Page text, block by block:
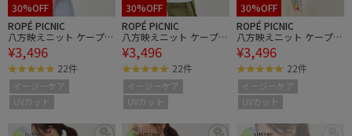
30%OFF
ROPÉ PICNIC
八方映えニット ケープニ
ットプルオーバー/UVカ
ット・イージーケア
¥3,496
22件
イージーケア
UVカット
30%OFF
ROPÉ PICNIC
八方映えニット ケープニ
ットプルオーバー/UVカ
ット・イージーケア
¥3,496
22件
イージーケア
UVカット
30%OFF
ROPÉ PICNIC
八方映えニット ケープニ
ットプルオーバー/UVカ
ット・イージーケア
¥3,496
22件
イージーケア
UVカット